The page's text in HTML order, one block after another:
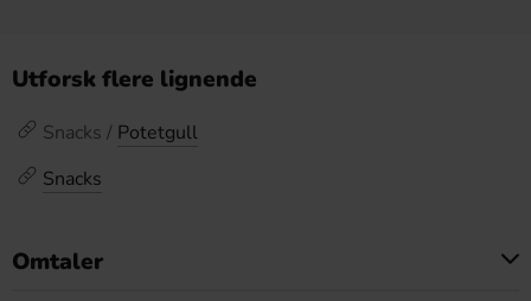
Utforsk flere lignende
Snacks / Potetgull
Snacks
Omtaler